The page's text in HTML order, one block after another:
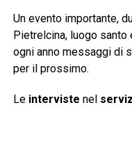
Un evento importante,
Pietrelcina, luogo
ogni anno messaggi di
per il prossimo.
Le interviste nel